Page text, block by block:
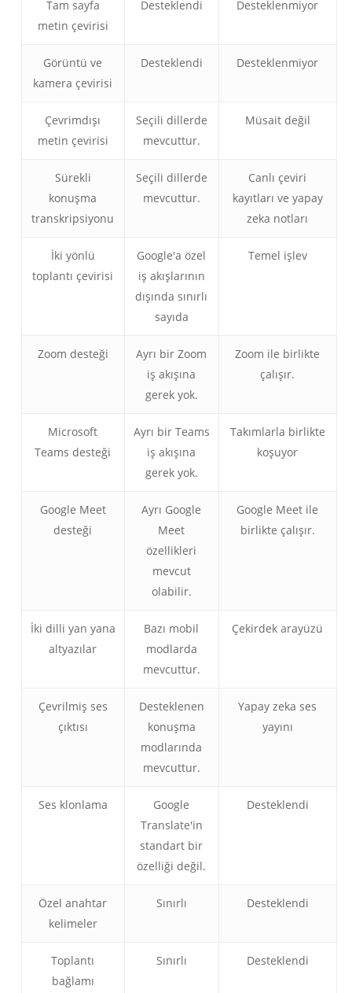
Tam sayfa
metin çevirisi
Desteklendi Desteklenmiyor
Görüntü ve
kamera çevirisi
Desteklendi Desteklenmiyor
Çevrimdışı
metin çevirisi
Seçili dillerde
mevcuttur.
Müsait değil
Sürekli
konuşma
transkripsiyonu
Seçili dillerde
mevcuttur.
Canlı çeviri
kayıtları ve yapay
zeka notları
İki yönlü
toplantı çevirisi
Google'a özel
iş akışlarının
dışında sınırlı
sayıda
Temel işlev
Zoom desteği
Ayrı bir Zoom
iş akışına
gerek yok.
Zoom ile birlikte
çalışır.
Microsoft
Teams desteği
Ayrı bir Teams
iş akışına
gerek yok.
Takımlarla birlikte
koşuyor
Google Meet
desteği
Ayrı Google
Meet
özellikleri
mevcut
olabilir.
Google Meet ile
birlikte çalışır.
İki dilli yan yana
altyazılar
Bazı mobil
modlarda
mevcuttur.
Çekirdek arayüzü
Çevrilmiş ses
çıktısı
Desteklenen
konuşma
modlarında
mevcuttur.
Yapay zeka ses
yayını
Ses klonlama
Google
Translate'in
standart bir
özelliği değil.
Desteklendi
Özel anahtar
kelimeler
Sınırlı Desteklendi
Toplantı
bağlamı
Sınırlı Desteklendi